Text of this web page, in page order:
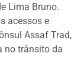
Lima Bruno.
acessos e
Assaf Trad,
no trânsito da